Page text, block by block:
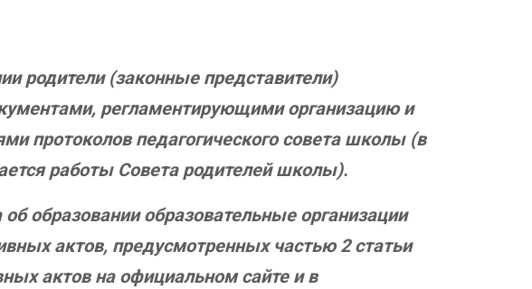
родители (законные представители)
регламентирующими организацию и
протоколов педагогического совета школы (в
работы Совета родителей школы).
образовании образовательные организации
актов, предусмотренных частью 2 статьи
актов на официальном сайте и в